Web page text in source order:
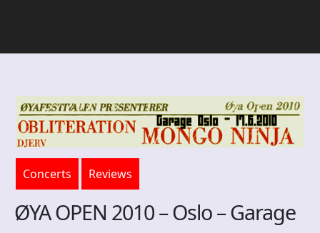
Concerts Reviews
ØYA OPEN 2010 – Oslo – Garage